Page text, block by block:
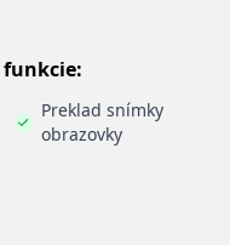
funkcie:
Preklad snímky
obrazovky